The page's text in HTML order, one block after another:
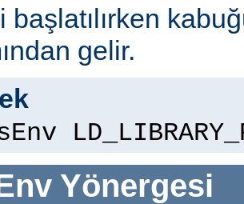
başlatılırken
gelir.
Yönergesi